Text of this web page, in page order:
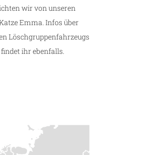
wir von unseren
Emma. Infos über
Löschgruppenfahrzeugs
ihr ebenfalls.